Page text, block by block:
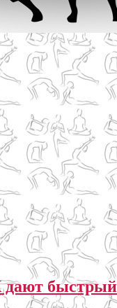
быстрый